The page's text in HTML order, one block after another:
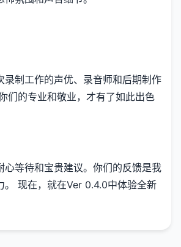
录制工作的声优、录音师和后期制作
们的专业和敬业，才有了如此出色
心等待和宝贵建议。你们的反馈是我
。 现在，就在Ver 0.4.0中体验全新